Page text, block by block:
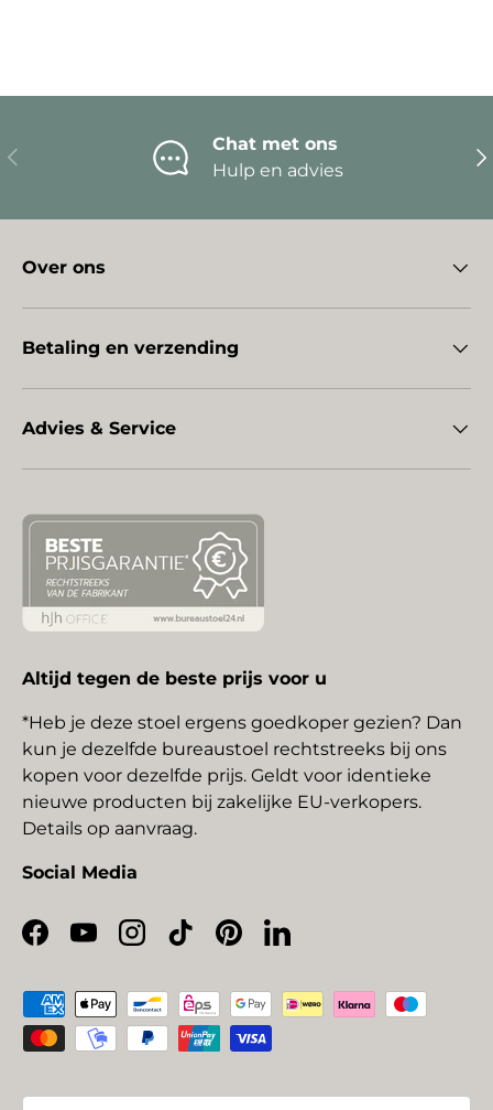
Vorige
Chat met ons
Hulp en advies
Over ons
Betaling en verzending
Advies & Service
Altijd tegen de beste prijs voor u
*Heb je deze stoel ergens goedkoper gezien? Dan
kun je dezelfde bureaustoel rechtstreeks bij ons
kopen voor dezelfde prijs. Geldt voor identieke
nieuwe producten bij zakelijke EU-verkopers.
Details op aanvraag.
Social Media
Facebook
YouTubeInstagram
TikTokPinterestLinkedIn
Geaccepteerde betaalmethoden